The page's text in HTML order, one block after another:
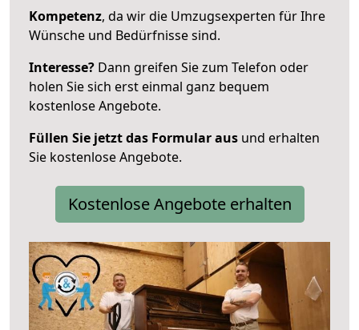
Kompetenz, da wir die Umzugsexperten für Ihre
Wünsche und Bedürfnisse sind.
Interesse? Dann greifen Sie zum Telefon oder
holen Sie sich erst einmal ganz bequem
kostenlose Angebote.
Füllen Sie jetzt das Formular aus und erhalten
Sie kostenlose Angebote.
Kostenlose Angebote erhalten